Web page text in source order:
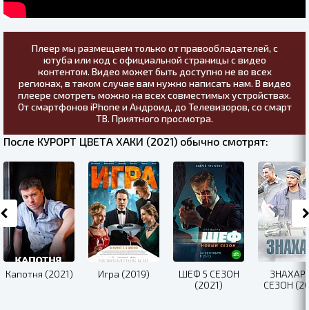
Плеер мы размещаем только от правообладателей, с
ютуба или код с официальной страницы с видео
контентом. Видео может быть доступно не во всех
регионах, в таком случае вам нужно написать нам. В видео
плеере смотреть можно на всех совместимых устройствах.
От смартфонов iPhone и Андроид, до Телевизоров, со смарт
ТВ. Приятного просмотра.
После КУРОРТ ЦВЕТА ХАКИ (2021) обычно смотрят:
Капотня (2021) Игра (2019)
ШЕФ 5 СЕЗОН
(2021)
СЕЗОН